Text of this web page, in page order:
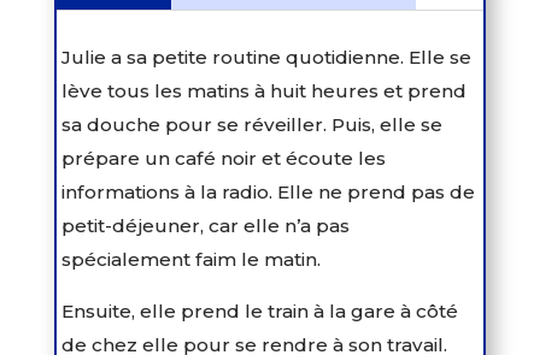
Julie a sa petite routine quotidienne. Elle se
lève tous les matins à huit heures et prend
sa douche pour se réveiller. Puis, elle se
prépare un café noir et écoute les
informations à la radio. Elle ne prend pas de
petit-déjeuner, car elle n’a pas
spécialement faim le matin.
Ensuite, elle prend le train à la gare à côté
de chez elle pour se rendre à son travail.